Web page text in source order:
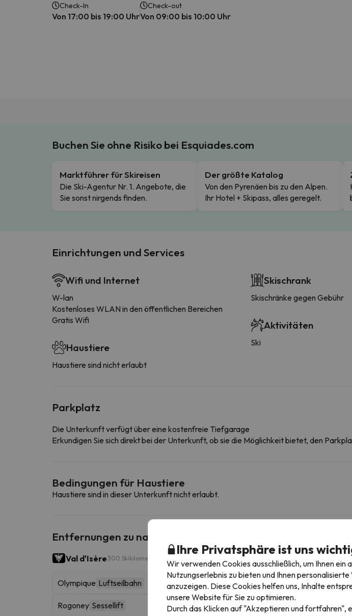
Check-In
Von 17:00 bis 19:00 Uhr
Check-out
Von 09:00 bis 10:00 Uhr
Buchen Sie ohne Risiko bei Esquiades.com
Marktführer für Skireisen
Die Ski-Agentur Nr. 1. Angebote, die
Sie sonst nirgends finden.
Der größte Katalog
Von den Pyrenäen bis zu den Alpen.
Ihr Hotel + Skipass, alles geregelt.
Einrichtungen und Services
Wifi und Internet
W-lan
Kostenloses WLAN in den öffentlichen Bereichen
Gratis Wifi
Haustiere
Haustiere sind nicht erlaubt
Skischrank
Skischränke gegen Gebühr
Aktivitäten
Ski
Parkplatz
Die Unterkunft verfügt über eine kostenfreie Tiefgarage
Erkundigen Sie sich direkt bei der Unterkunft, ob sie die Möglichkeit bietet, den
Bedingungen für Haustiere
Haustiere sind in dieser Unterkunft nicht erlaubt.
Entfernungen zu nahe gelegenen Skigebieten
Val d'Isère 300 Skikilometer
Olympique Luftseilbahn 289 m 1 min
Rogoney Sessellift 675 m 10 min
Ihre Privatsphäre ist uns
Wir verwenden Cookies ausschließlich, um Ihnen ein
Nutzungserlebnis zu bieten und Ihnen
anzuzeigen. Diese Cookies helfen uns, Inhalte
unsere Website für Sie zu optimieren.
Durch das Klicken auf "Akzeptieren und fortfahren",